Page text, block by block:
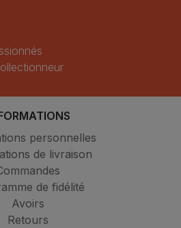
personnelles
de livraison
de fidélité
Avoirs
Retours